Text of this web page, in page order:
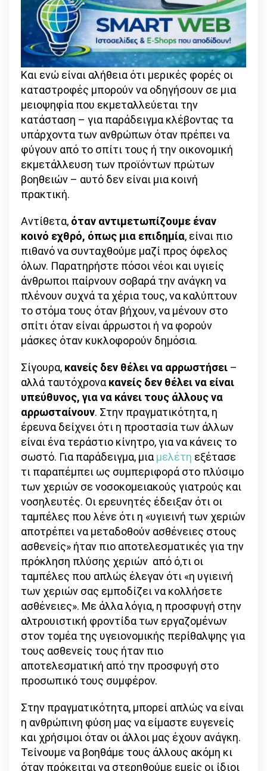
Και ενώ είναι αλήθεια ότι μερικές φορές οι
καταστροφές μπορούν να οδηγήσουν σε μια
μειοψηφία που εκμεταλλεύεται την
κατάσταση – για παράδειγμα κλέβοντας τα
υπάρχοντα των ανθρώπων όταν πρέπει να
φύγουν από το σπίτι τους ή την οικονομική
εκμετάλλευση των προϊόντων πρώτων
βοηθειών – αυτό δεν είναι μια κοινή
πρακτική.
Αντίθετα, όταν αντιμετωπίζουμε έναν
κοινό εχθρό, όπως μια επιδημία, είναι πιο
πιθανό να συνταχθούμε μαζί προς όφελος
όλων. Παρατηρήστε πόσοι νέοι και υγιείς
άνθρωποι παίρνουν σοβαρά την ανάγκη να
πλένουν συχνά τα χέρια τους, να καλύπτουν
το στόμα τους όταν βήχουν, να μένουν στο
σπίτι όταν είναι άρρωστοι ή να φορούν
μάσκες όταν κυκλοφορούν δημόσια.
Σίγουρα, κανείς δεν θέλει να αρρωστήσει –
αλλά ταυτόχρονα κανείς δεν θέλει να είναι
υπεύθυνος, για να κάνει τους άλλους να
αρρωσταίνουν. Στην πραγματικότητα, η
έρευνα δείχνει ότι η προστασία των άλλων
είναι ένα τεράστιο κίνητρο, για να κάνεις το
σωστό. Για παράδειγμα, μια μελέτη εξέτασε
τι παραπέμπει ως συμπεριφορά στο πλύσιμο
των χεριών σε νοσοκομειακούς γιατρούς και
νοσηλευτές. Οι ερευνητές έδειξαν ότι οι
ταμπέλες που λένε ότι η «υγιεινή των χεριών
αποτρέπει να μεταδοθούν ασθένειες στους
ασθενείς» ήταν πιο αποτελεσματικές για την
πρόκληση πλύσης χεριών από ό,τι οι
ταμπέλες που απλώς έλεγαν ότι «η υγιεινή
των χεριών σας εμποδίζει να κολλήσετε
ασθένειες». Με άλλα λόγια, η προσφυγή στην
αλτρουιστική φροντίδα των εργαζομένων
στον τομέα της υγειονομικής περίθαλψης για
τους ασθενείς τους ήταν πιο
αποτελεσματική από την προσφυγή στο
προσωπικό τους συμφέρον.
Στην πραγματικότητα, μπορεί απλώς να είναι
η ανθρώπινη φύση μας να είμαστε ευγενείς
και χρήσιμοι όταν οι άλλοι μας έχουν ανάγκη.
Τείνουμε να βοηθάμε τους άλλους ακόμη κι
όταν πρόκειται να στερηθούμε εμείς οι ίδιοι